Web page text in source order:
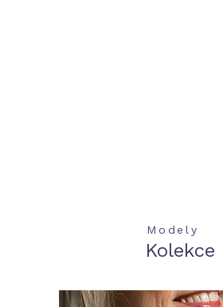
Modely
Kolekce